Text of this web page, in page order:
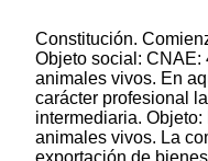
Constitución.
Objeto social: CNAE:
animales vivos. En
carácter profesional
intermediaria.
animales vivos. La